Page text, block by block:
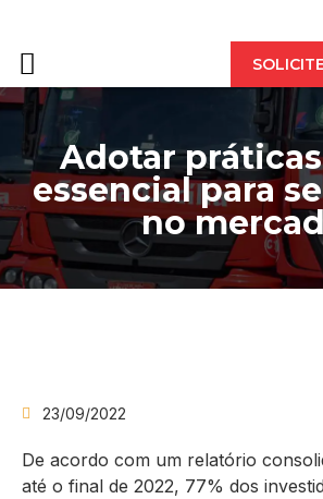
Adotar práticas
essencial para
no
23/09/2022
De acordo com um relatório
até o final de 2022, 77% dos